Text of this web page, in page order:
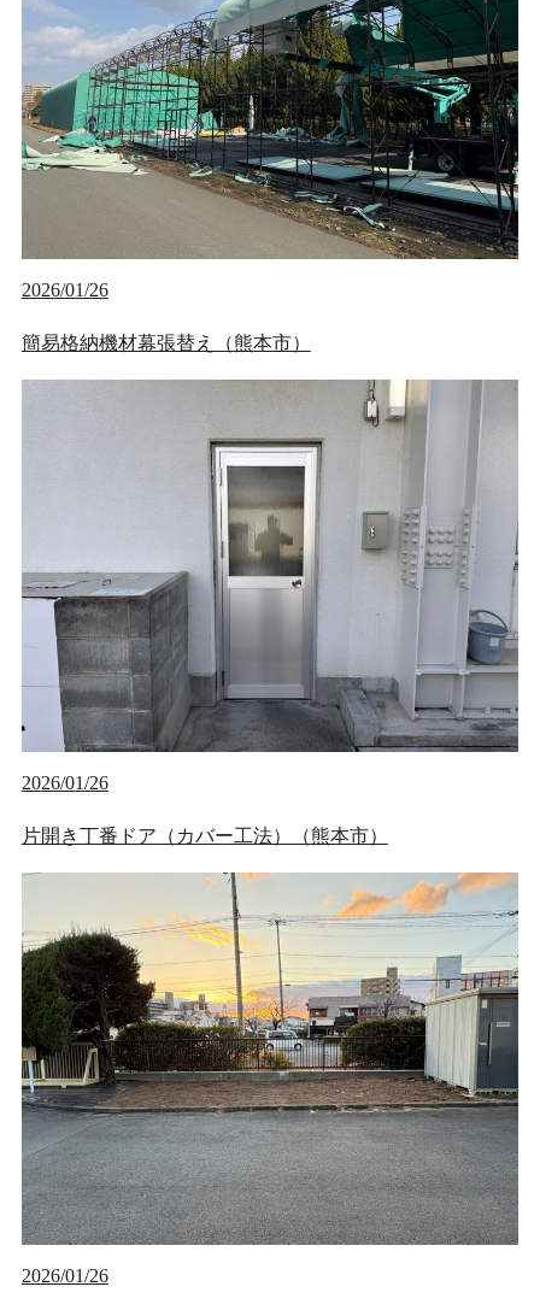
2026/01/26
簡易格納機材幕張替え（熊本市）
2026/01/26
片開き丁番ドア（カバー工法）（熊本市）
2026/01/26